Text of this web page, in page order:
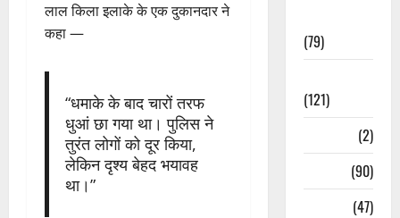
लाल किला इलाके के एक दुकानदार ने
कहा —
“धमाके के बाद चारों तरफ
धुआं छा गया था। पुलिस ने
तुरंत लोगों को दूर किया,
लेकिन दृश्य बेहद भयावह
था।”
(79)
(121)
(2)
(90)
(47)